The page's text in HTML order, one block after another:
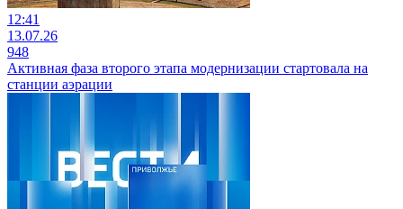
12:41
13.07.26
948
Активная фаза второго этапа модернизации стартовала на
станции аэрации